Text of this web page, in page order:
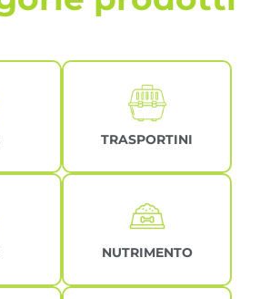
TRASPORTINI
NUTRIMENTO